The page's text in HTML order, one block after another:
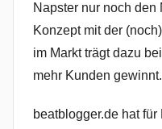
Napster nur noch
Konzept mit der
im Markt trägt dazu
mehr Kunden gewinnt.
beatblogger.de hat